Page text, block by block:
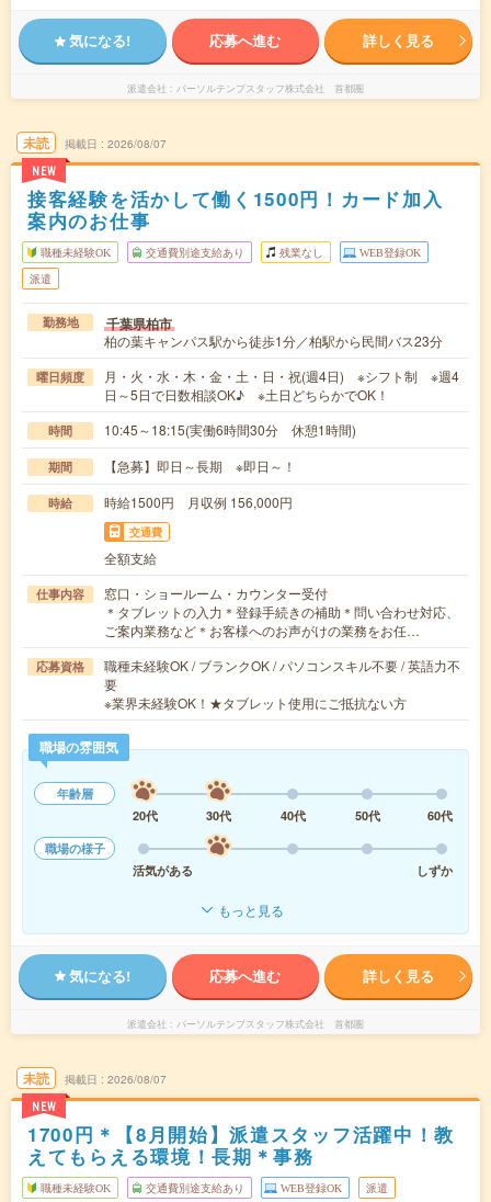
気になる! 応募へ進む 詳しく見る
派遣会社 パーソルテンプスタッフ株式会社 首都圏
未読
NEW
掲載日 2026/08/07
接客経験を活かして働く1500円！カード加入
案内のお仕事
職種未経験OK 交通費別途支給あり 残業なし WEB登録OK
派遣
勤務地 千葉県柏市
柏の葉キャンパス駅から徒歩1分／柏駅から民間バス23分
曜日頻度
月・火・水・木・金・土・日・祝(週4日) ※シフト制 ※週4
日～5日で日数相談OK♪ ※土日どちらかでOK！
時間 10:45～18:15(実働6時間30分 休憩1時間)
期間 【急募】即日～長期 ※即日～！
時給 時給1500円 月収例 156,000円
交通費
全額支給
仕事内容
窓口・ショールーム・カウンター受付
＊タブレットの入力＊登録手続きの補助＊問い合わせ対応、
ご案内業務など＊お客様へのお声がけの業務をお任…
応募資格
職種未経験OK / ブランクOK / パソコンスキル不要 / 英語力不
要
※業界未経験OK！★タブレット使用にご抵抗ない方
職場の雰囲気
年齢層
20代
30代 40代 50代
60代
職場の様子
活気がある
しずか
もっと見る
気になる! 応募へ進む 詳しく見る
派遣会社 パーソルテンプスタッフ株式会社 首都圏
未読
NEW
掲載日 2026/08/07
1700円＊【8月開始】派遣スタッフ活躍中！教
えてもらえる環境！長期＊事務
職種未経験OK 交通費別途支給あり WEB登録OK 派遣